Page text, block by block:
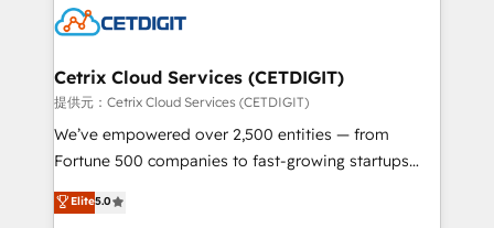
competitive market.
Impact Award 🏆2022 Technical Expertise Impact
Award 🏆2020 Elite Solutions Partner 🏆2019
Integrations HubSpot Impact Award 🏆2019
Marketing Enablement HubSpot Impact Award 🏆
2018 Website Design HubSpot Impact Award 🏆2017
Growth-Driven Design Agency of the Year 🏆2016
Cetrix Cloud Services (CETDIGIT)
提供元：Cetrix Cloud Services (CETDIGIT)
We’ve empowered over 2,500 entities — from
Fortune 500 companies to fast-growing startups
and nonprofits — to streamline operations, scale
revenue, and unlock the full potential of HubSpot.
Elite5.0